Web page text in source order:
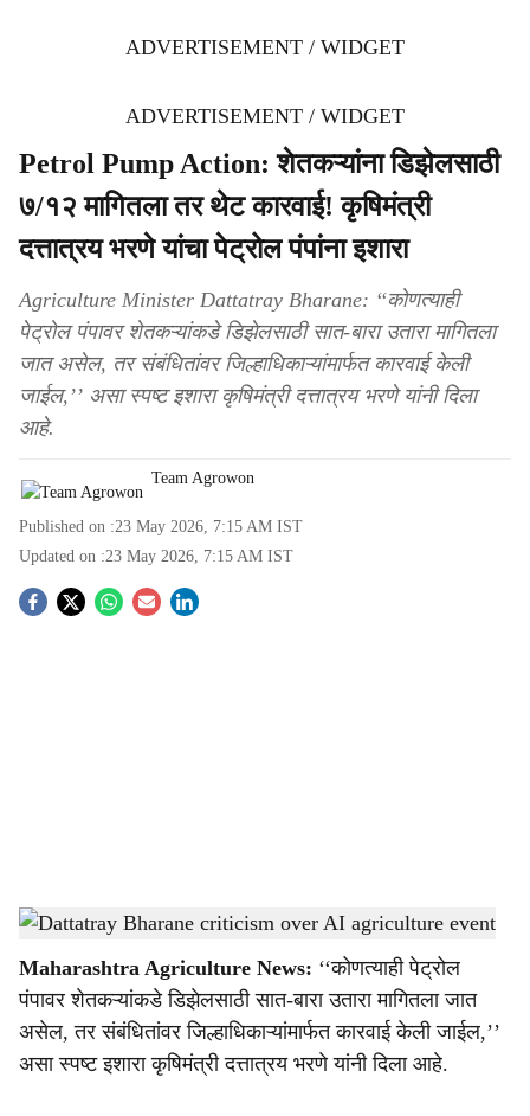
ADVERTISEMENT / WIDGET
ADVERTISEMENT / WIDGET
Petrol Pump Action: शेतकऱ्यांना डिझेलसाठी
७/१२ मागितला तर थेट कारवाई! कृषिमंत्री
दत्तात्रय भरणे यांचा पेट्रोल पंपांना इशारा
Agriculture Minister Dattatray Bharane: ‘‘कोणत्याही
पेट्रोल पंपावर शेतकऱ्यांकडे डिझेलसाठी सात-बारा उतारा मागितला
जात असेल, तर संबंधितांवर जिल्हाधिकाऱ्यांमार्फत कारवाई केली
जाईल,’’ असा स्पष्ट इशारा कृषिमंत्री दत्तात्रय भरणे यांनी दिला
आहे.
Team Agrowon
Published on :23 May 2026, 7:15 AM IST
Updated on :23 May 2026, 7:15 AM IST
S
a
r
Dattatray Bharane criticism over AI agriculture event-Agrowon
Maharashtra Agriculture News: ‘‘कोणत्याही पेट्रोल
पंपावर शेतकऱ्यांकडे डिझेलसाठी सात-बारा उतारा मागितला जात
असेल, तर संबंधितांवर जिल्हाधिकाऱ्यांमार्फत कारवाई केली जाईल,’’
असा स्पष्ट इशारा कृषिमंत्री दत्तात्रय भरणे यांनी दिला आहे.